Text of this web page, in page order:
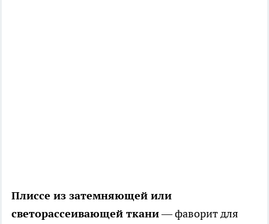
Плиссе из затемняющей или
светорассеивающей ткани— фаворит для